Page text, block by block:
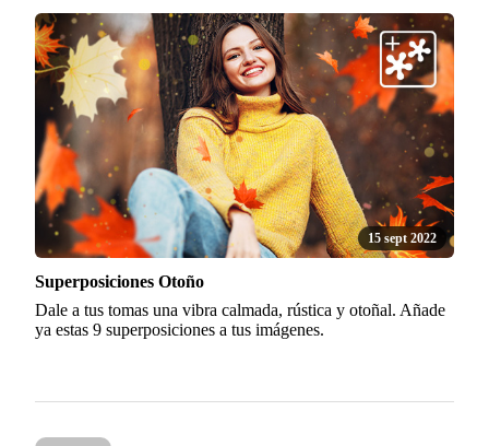
15 sept 2022
Superposiciones Otoño
Dale a tus tomas una vibra calmada, rústica y otoñal. Añade
ya estas 9 superposiciones a tus imágenes.